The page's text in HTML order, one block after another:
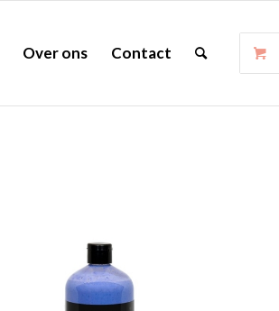
Over ons Contact